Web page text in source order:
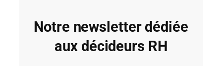
S’appuyer sur un partenaire spécialisé
permet de réduire ces délais et de
sécuriser les plannings projets.
Notre newsletter dédiée
aux décideurs RH